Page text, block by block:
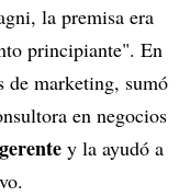
la premisa era
principiante". En
de marketing, sumó
en negocios
gerente y la ayudó a